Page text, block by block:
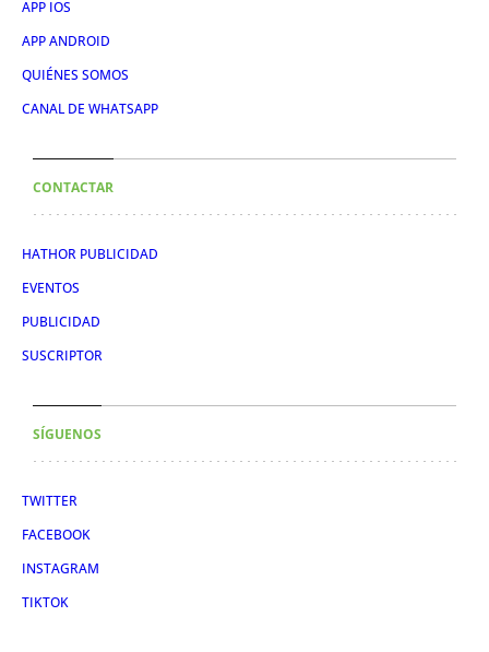
APP IOS
APP ANDROID
QUIÉNES SOMOS
CANAL DE WHATSAPP
CONTACTAR
HATHOR PUBLICIDAD
EVENTOS
PUBLICIDAD
SUSCRIPTOR
SÍGUENOS
TWITTER
FACEBOOK
INSTAGRAM
TIKTOK